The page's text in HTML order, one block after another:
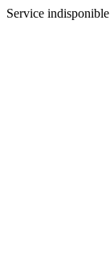
Service indisponible